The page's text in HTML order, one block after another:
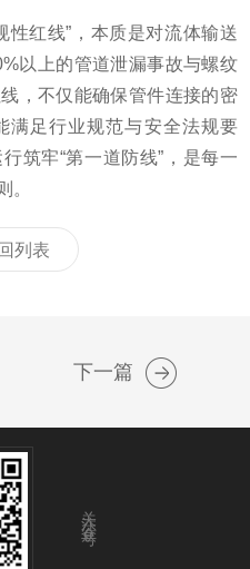
性红线”，本质是对流体输送
以上的管道泄漏事故与螺纹
，不仅能确保管件连接的密
满足行业规范与安全法规要
筑牢“第一道防线”，是每一
。
列表
下一篇
关注公众号